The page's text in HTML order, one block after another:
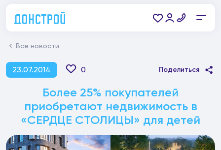
Все новости
23.07.2014 0 Поделиться
Более 25% покупателей
приобретают недвижимость в
«СЕРДЦЕ СТОЛИЦЫ» для детей